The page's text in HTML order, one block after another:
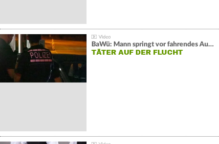
BaWü: Mann springt vor fahrendes Auto und schießt
TÄTER AUF DER FLUCHT